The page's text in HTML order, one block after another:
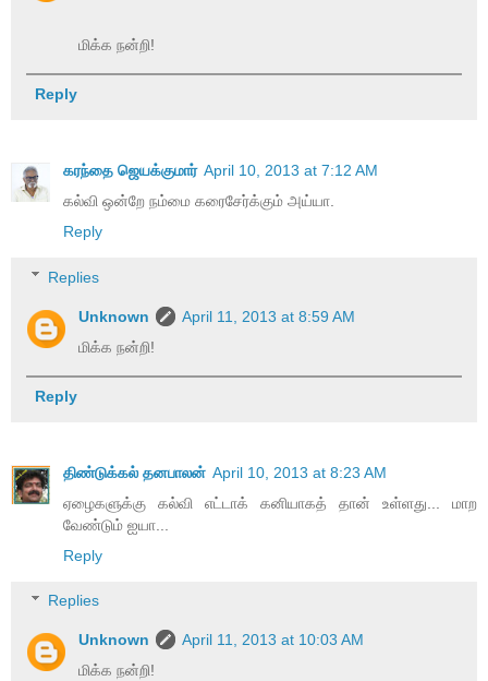
மிக்க நன்றி!
Reply
கரந்தை ஜெயக்குமார் April 10, 2013 at 7:12 AM
கல்வி ஒன்றே நம்மை கரைசேர்க்கும் அய்யா.
Reply
Replies
Unknown
April 11, 2013 at 8:59 AM
மிக்க நன்றி!
Reply
திண்டுக்கல் தனபாலன் April 10, 2013 at 8:23 AM
ஏழைகளுக்கு கல்வி எட்டாக் கனியாகத் தான் உள்ளது... மாற
வேண்டும் ஐயா...
Reply
Replies
Unknown
April 11, 2013 at 10:03 AM
மிக்க நன்றி!